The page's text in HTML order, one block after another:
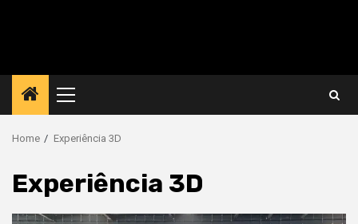
Primary
Menu
Home Experiência 3D
Experiência 3D